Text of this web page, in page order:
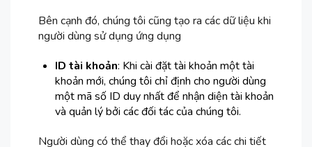
Bên cạnh đó, chúng tôi cũng tạo ra các dữ liệu khi
người dùng sử dụng ứng dụng
ID tài khoản: Khi cài đặt tài khoản một tài
khoản mới, chúng tôi chỉ định cho người dùng
một mã số ID duy nhất để nhận diện tài khoản
và quản lý bởi các đối tác của chúng tôi.
Người dùng có thể thay đổi hoặc xóa các chi tiết